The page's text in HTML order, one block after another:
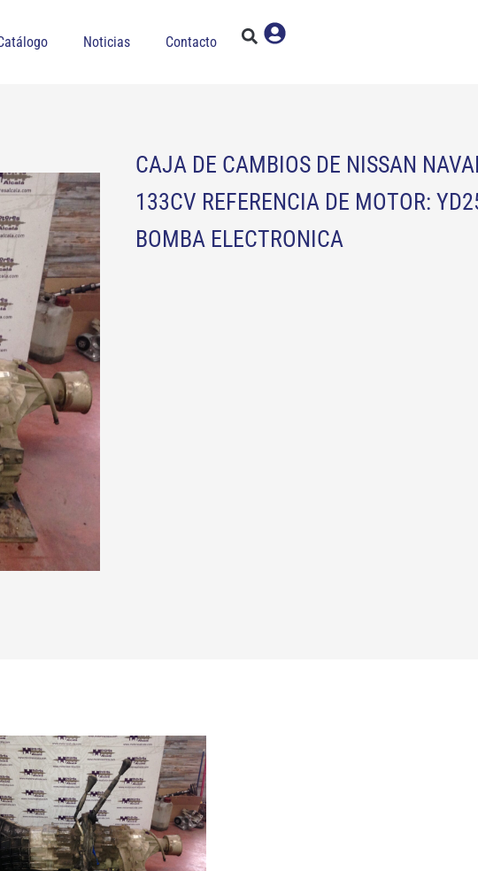
Noticias Contacto
CAJA DE CAMBIOS DE NISSAN
133CV REFERENCIA DE MOTOR:
BOMBA ELECTRONICA